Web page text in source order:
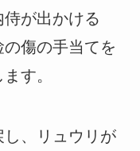
が出かける
傷の手当てを
す。
、リュウリが